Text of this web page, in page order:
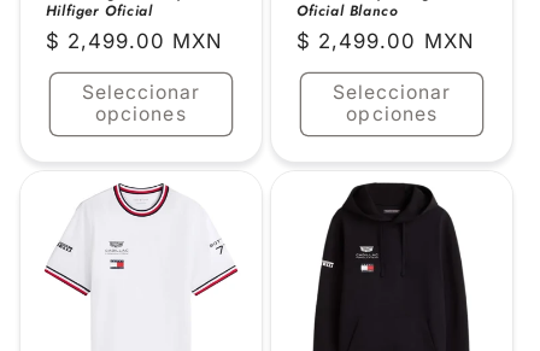
Hilfiger Oficial
Precio
habitual
$ 2,499.00 MXN
Seleccionar
opciones
Oficial Blanco
Precio
habitual
$ 2,499.00 MXN
Seleccionar
opciones